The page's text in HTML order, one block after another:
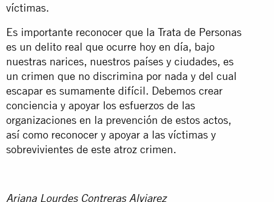
víctimas.
Es importante reconocer que la Trata de Personas
es un delito real que ocurre hoy en día, bajo
nuestras narices, nuestros países y ciudades, es
un crimen que no discrimina por nada y del cual
escapar es sumamente difícil. Debemos crear
conciencia y apoyar los esfuerzos de las
organizaciones en la prevención de estos actos,
así como reconocer y apoyar a las víctimas y
sobrevivientes de este atroz crimen.
Ariana Lourdes Contreras Alviarez